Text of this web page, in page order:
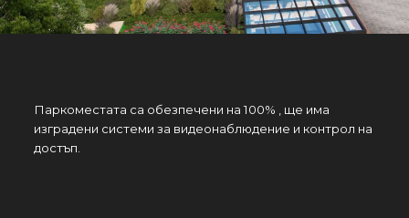
Паркоместата са обезпечени на 100% , ще има
изградени системи за видеонаблюдение и контрол на
достъп.